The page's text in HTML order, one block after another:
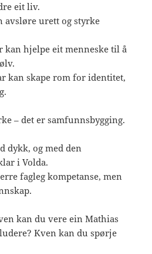
eit liv.
avsløre urett og styrke
kan hjelpe eit menneske til å
kan skape rom for identitet,
– det er samfunnsbygging.
dykk, og med den
i Volda.
fagleg kompetanse, men
kan du vere ein Mathias
Kven kan du spørje